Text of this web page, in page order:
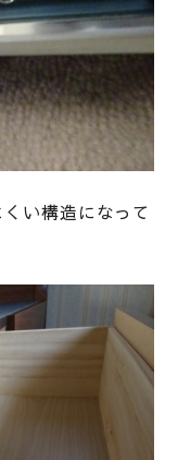
い構造になって